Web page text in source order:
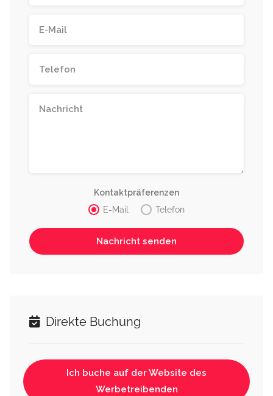
Kontaktpräferenzen
E-Mail
Telefon
Direkte Buchung
Ich buche auf der Website des
Werbetreibenden